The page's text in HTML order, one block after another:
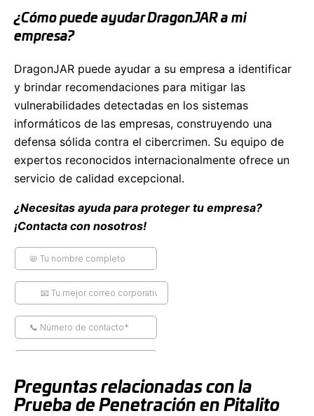
¿Cómo puede ayudar DragonJAR a mi
empresa?
DragonJAR puede ayudar a su empresa a identificar
y brindar recomendaciones para mitigar las
vulnerabilidades detectadas en los sistemas
informáticos de las empresas, construyendo una
defensa sólida contra el cibercrimen. Su equipo de
expertos reconocidos internacionalmente ofrece un
servicio de calidad excepcional.
¿Necesitas ayuda para proteger tu empresa?
¡Contacta con nosotros!
Preguntas relacionadas con la
Prueba de Penetración en Pitalito